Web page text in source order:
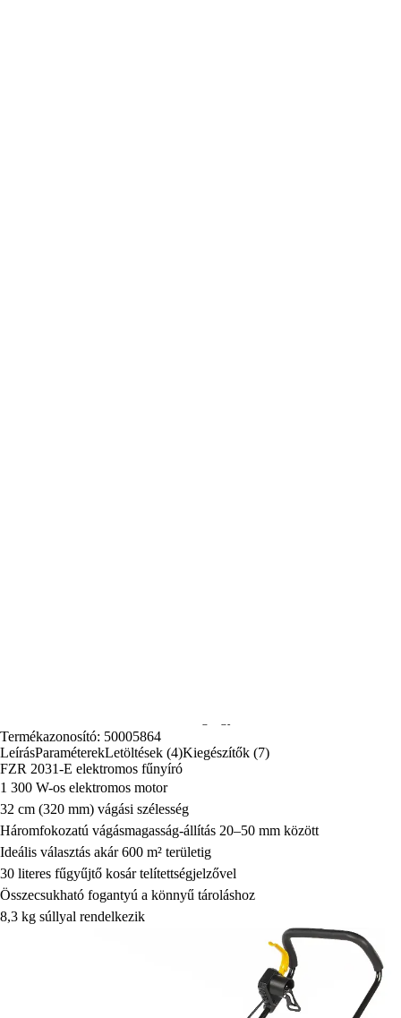
Termékazonosító: 50005864
LeírásParaméterekLetöltések (4)Kiegészítők (7)
FZR 2031-E elektromos fűnyíró
1 300 W-os elektromos motor
32 cm (320 mm) vágási szélesség
Háromfokozatú vágásmagasság-állítás 20–50 mm között
Ideális választás akár 600 m² területig
30 literes fűgyűjtő kosár telítettségjelzővel
Összecsukható fogantyú a könnyű tároláshoz
8,3 kg súllyal rendelkezik